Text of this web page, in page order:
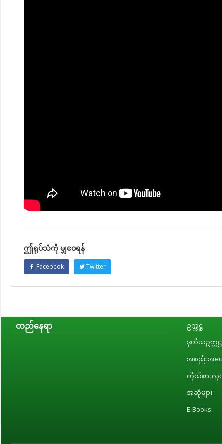
ဤရုပ်သံကို မျှဝေရန်
Facebook Twitter
တည်နေရာ
ဥက္ကဋ္ဌ
ဒုတိယဥက္ကဋ္ဌ
အစည်းအဝေ
ကိုယ်စားလှယ်
အဆိုများ
E-Books